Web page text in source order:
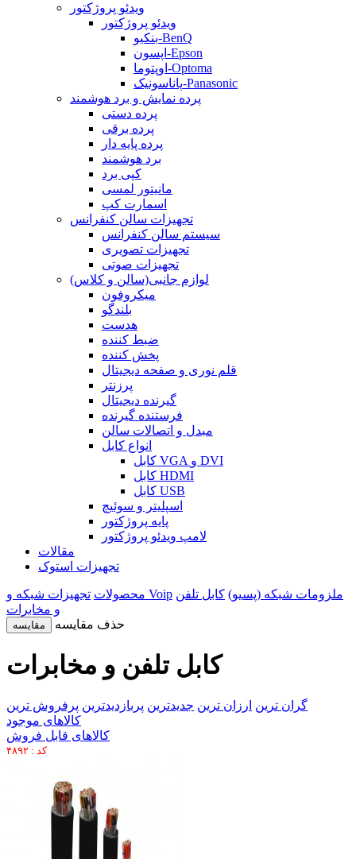
ویدئو پروژکتور
ویدئو پروژکتور
بنکیو-BenQ
اپسون-Epson
اوپتوما-Optoma
پاناسونیک-Panasonic
پرده نمایش و برد هوشمند
پرده دستی
پرده برقی
پرده پایه دار
برد هوشمند
کپی برد
مانیتور لمسی
اسمارت کپ
تجهیزات سالن کنفرانس
سیستم سالن کنفرانس
تجهیزات تصویری
تجهیزات صوتی
لوازم جانبی(سالن و کلاس)
میکروفون
بلندگو
هدست
ضبط کننده
پخش کننده
قلم نوری و صفحه دیجیتال
پرزنتر
گیرنده دیجیتال
فرستنده گیرنده
مبدل و اتصالات سالن
انواع کابل
کابل VGA و DVI
کابل HDMI
کابل USB
اسپلیتر و سوئیچ
پایه پروژکتور
لامپ ویدئو پروژکتور
مقالات
تجهیزات استوک
محصولات تجهیزات شبکه و Voip ملزومات شبکه (پسیو) کابل تلفن
و مخابرات
مقایسه حذف مقایسه
کابل تلفن و مخابرات
گران ترین ارزان ترین جدیدترین پربازدیدترین پرفروش ترین
کالاهای موجود
کالاهای قابل فروش
کد : ۴۸۹۲